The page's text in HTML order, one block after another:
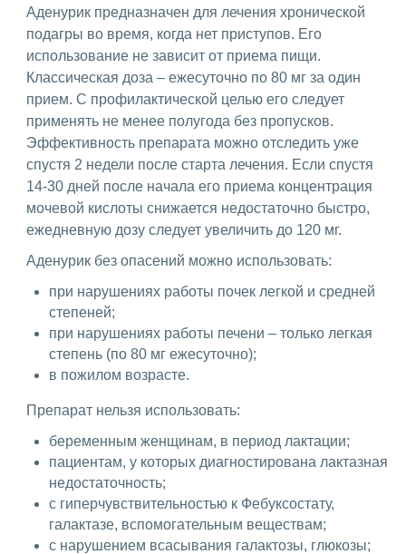
Аденурик предназначен для лечения хронической
подагры во время, когда нет приступов. Его
использование не зависит от приема пищи.
Классическая доза – ежесуточно по 80 мг за один
прием. С профилактической целью его следует
применять не менее полугода без пропусков.
Эффективность препарата можно отследить уже
спустя 2 недели после старта лечения. Если спустя
14-30 дней после начала его приема концентрация
мочевой кислоты снижается недостаточно быстро,
ежедневную дозу следует увеличить до 120 мг.
Аденурик без опасений можно использовать:
при нарушениях работы почек легкой и средней
степеней;
при нарушениях работы печени – только легкая
степень (по 80 мг ежесуточно);
в пожилом возрасте.
Препарат нельзя использовать:
беременным женщинам, в период лактации;
пациентам, у которых диагностирована лактазная
недостаточность;
с гиперчувствительностью к Фебуксостату,
галактазе, вспомогательным веществам;
с нарушением всасывания галактозы, глюкозы;